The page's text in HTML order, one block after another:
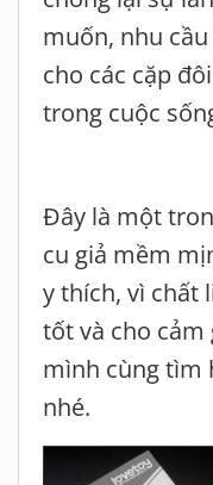
muốn, nhu
cho các cặp
trong cuộc
Đây là một
cu giả mềm
y thích, vì chất
tốt và cho cảm
mình cùng tìm
nhé.